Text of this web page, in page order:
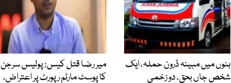
بنوں میں مبینہ ڈرون حملہ، ایک
شخص جاں بحق، دو زخمی
میر رضا قتل کیس: پولیس سرجن
کا پوسٹ مارٹم رپورٹ پر اعتراض،